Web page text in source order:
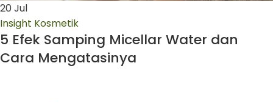
20Jul
Insight Kosmetik
5 Efek Samping Micellar Water dan
Cara Mengatasinya